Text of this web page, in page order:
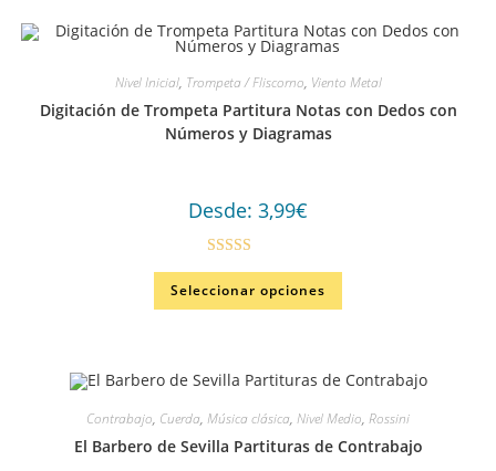
Nivel Inicial, Trompeta / Fliscorno, Viento Metal
Digitación de Trompeta Partitura Notas con Dedos con
Números y Diagramas
Desde: 3,99€
Valorado en
5.00de 5
Seleccionar opciones
Contrabajo, Cuerda, Música clásica, Nivel Medio, Rossini
El Barbero de Sevilla Partituras de Contrabajo